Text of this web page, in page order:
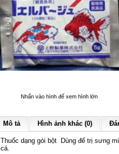
Nhấn vào hình để xem hình lớn
Mô tả Hình ảnh khác (0)
Thuốc dạng gói bột Dùng để trị sưng
cá.